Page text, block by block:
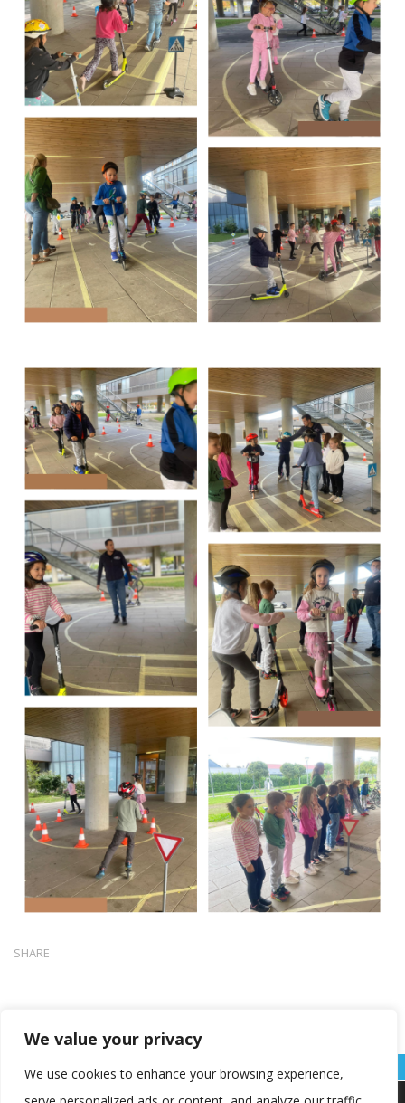
We value your privacy
We use cookies to enhance your browsing experience,
SHARE